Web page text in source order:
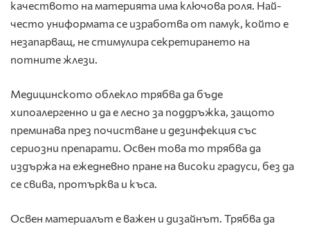
качеството на материята има ключова роля. Най-
често униформата се изработва от памук, който е
незапарващ, не стимулира секретирането на
потните жлези.
Медицинското облекло трябва да бъде
хипоалергенно и да е лесно за поддръжка, защото
преминава през почистване и дезинфекция със
сериозни препарати. Освен това то трябва да
издържа на ежедневно пране на високи градуси, без да
се свива, протърква и къса.
Освен материалът е важен и дизайнът. Трябва да